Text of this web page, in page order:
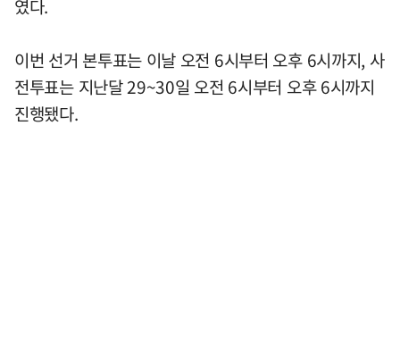
였다.
이번 선거 본투표는 이날 오전 6시부터 오후 6시까지, 사
전투표는 지난달 29~30일 오전 6시부터 오후 6시까지
진행됐다.